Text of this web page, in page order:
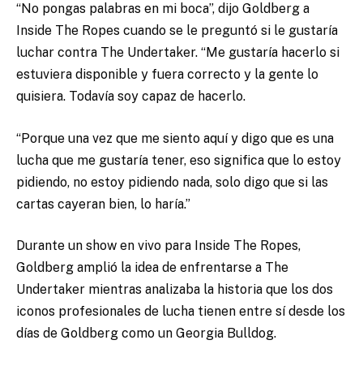
“No pongas palabras en mi boca”, dijo Goldberg a
Inside The Ropes cuando se le preguntó si le gustaría
luchar contra The Undertaker. “Me gustaría hacerlo si
estuviera disponible y fuera correcto y la gente lo
quisiera. Todavía soy capaz de hacerlo.
“Porque una vez que me siento aquí y digo que es una
lucha que me gustaría tener, eso significa que lo estoy
pidiendo, no estoy pidiendo nada, solo digo que si las
cartas cayeran bien, lo haría.”
Durante un show en vivo para Inside The Ropes,
Goldberg amplió la idea de enfrentarse a The
Undertaker mientras analizaba la historia que los dos
iconos profesionales de lucha tienen entre sí desde los
días de Goldberg como un Georgia Bulldog.